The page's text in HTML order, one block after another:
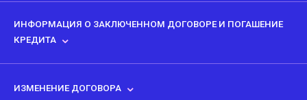
кредита не более 65 лет
— Гражданство, постоянный или долговременный вид на
— Ежемесячный доход не менее €300
ИНФОРМАЦИЯ О ЗАКЛЮЧЕННОМ ДОГОВОРЕ И ПОГАШЕНИЕ
КРЕДИТА
посмотретьздесь.
ИЗМЕНЕНИЕ ДОГОВОРА